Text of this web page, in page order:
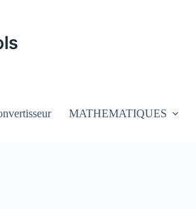
MATHEMATIQUES